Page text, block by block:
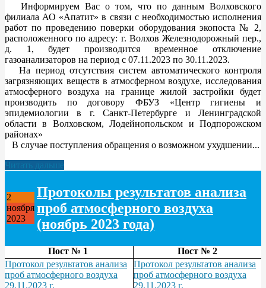
Информируем Вас о том, что по данным Волховского
филиала АО «Апатит» в связи с необходимостью исполнения
работ по проведению поверки оборудования экопоста № 2,
расположенного по адресу: г. Волхов Железнодорожный пер.,
д. 1, будет производится временное отключение
газоанализаторов на период с 07.11.2023 по 30.11.2023.
На период отсутствия систем автоматического контроля
загрязняющих веществ в атмосферном воздухе, исследования
атмосферного воздуха на границе жилой застройки будет
производить по договору ФБУЗ «Центр гигиены и
эпидемиологии в г. Санкт-Петербурге и Ленинградской
области в Волховском, Лодейнопольском и Подпорожском
районах»
В случае поступления обращения о возможном ухудшении...
Читать дальше
2
ноября
2023
Протоколы результатов анализа
проб атмосферного воздуха
(ноябрь 2023 года)
Пост № 1
Пост № 2
Протокол результатов анализа
проб атмосферного воздуха
29.11.2023 г.
Протокол результатов анализа
проб атмосферного воздуха
29.11.2023 г.